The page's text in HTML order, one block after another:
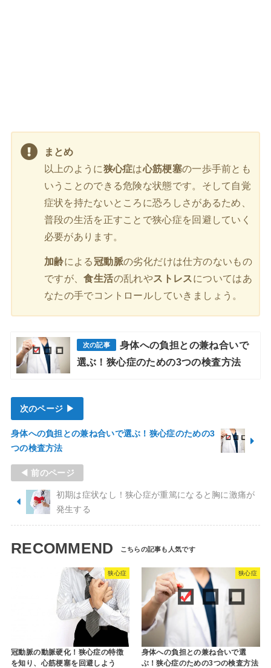
まとめ
以上のように狭心症は心筋梗塞の一歩手前とも
いうことのできる危険な状態です。そして自覚
症状を持たないところに恐ろしさがあるため、
普段の生活を正すことで狭心症を回避していく
必要があります。
加齢による冠動脈の劣化だけは仕方のないもの
ですが、食生活の乱れやストレスについてはあ
なたの手でコントロールしていきましょう。
身体への負担との兼ね合いで
選ぶ！狭心症のための3つの検査方法
次のページ ▶
身体への負担との兼ね合いで選ぶ！狭心症のための3
つの検査方法
◀ 前のページ
初期は症状なし！狭心症が重篤になると胸に激痛が
発生する
RECOMMEND
狭心症
冠動脈の動脈硬化！狭心症の特徴
を知り、心筋梗塞を回避しよう
狭心症
身体への負担との兼ね合いで選
ぶ！狭心症のための3つの検査方法